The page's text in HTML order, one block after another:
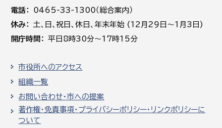
電話
0465-33-1300（総合案内）
休み
土､日､祝日、休日、年末年始 (12月29日～1月3日)
開庁時間
平日8時30分～17時15分
市役所へのアクセス
組織一覧
お問い合わせ・市への提案
著作権・免責事項・プライバシーポリシー・リンクポリシーに
ついて